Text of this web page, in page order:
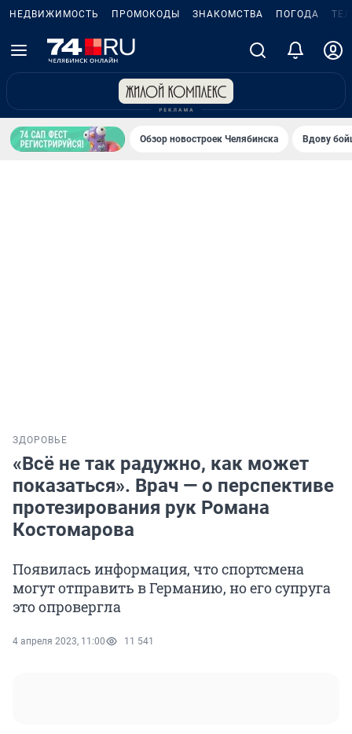
НЕДВИЖИМОСТЬ ПРОМОКОДЫ ЗНАКОМСТВА ПОГОДА
Обзор новостроек Челябинска Вдову
ЗДОРОВЬЕ
«Всё не так радужно, как может
показаться». Врач — о перспективе
протезирования рук Романа
Костомарова
Появилась информация, что спортсмена
могут отправить в Германию, но его супруга
это опровергла
4 апреля 2023, 11:00 11 541